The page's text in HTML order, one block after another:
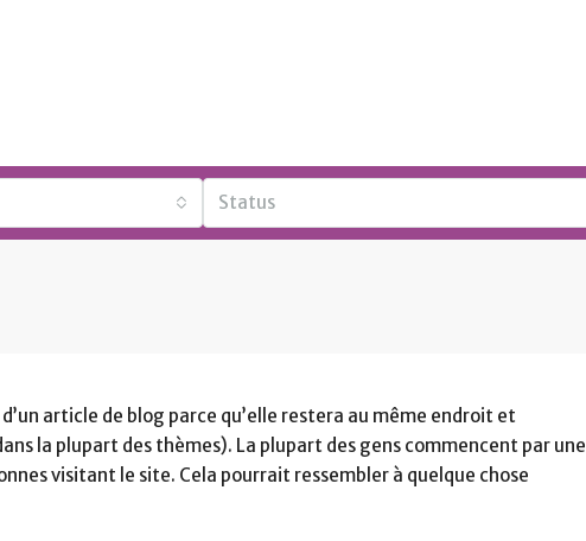
Status
article de blog parce qu’elle restera au même endroit et
la plupart des thèmes). La plupart des gens commencent par une
visitant le site. Cela pourrait ressembler à quelque chose